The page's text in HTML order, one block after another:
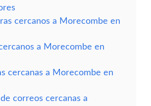
cercanos a Morecombe en
a Morecombe en
cercanas a Morecombe en
correos cercanas a